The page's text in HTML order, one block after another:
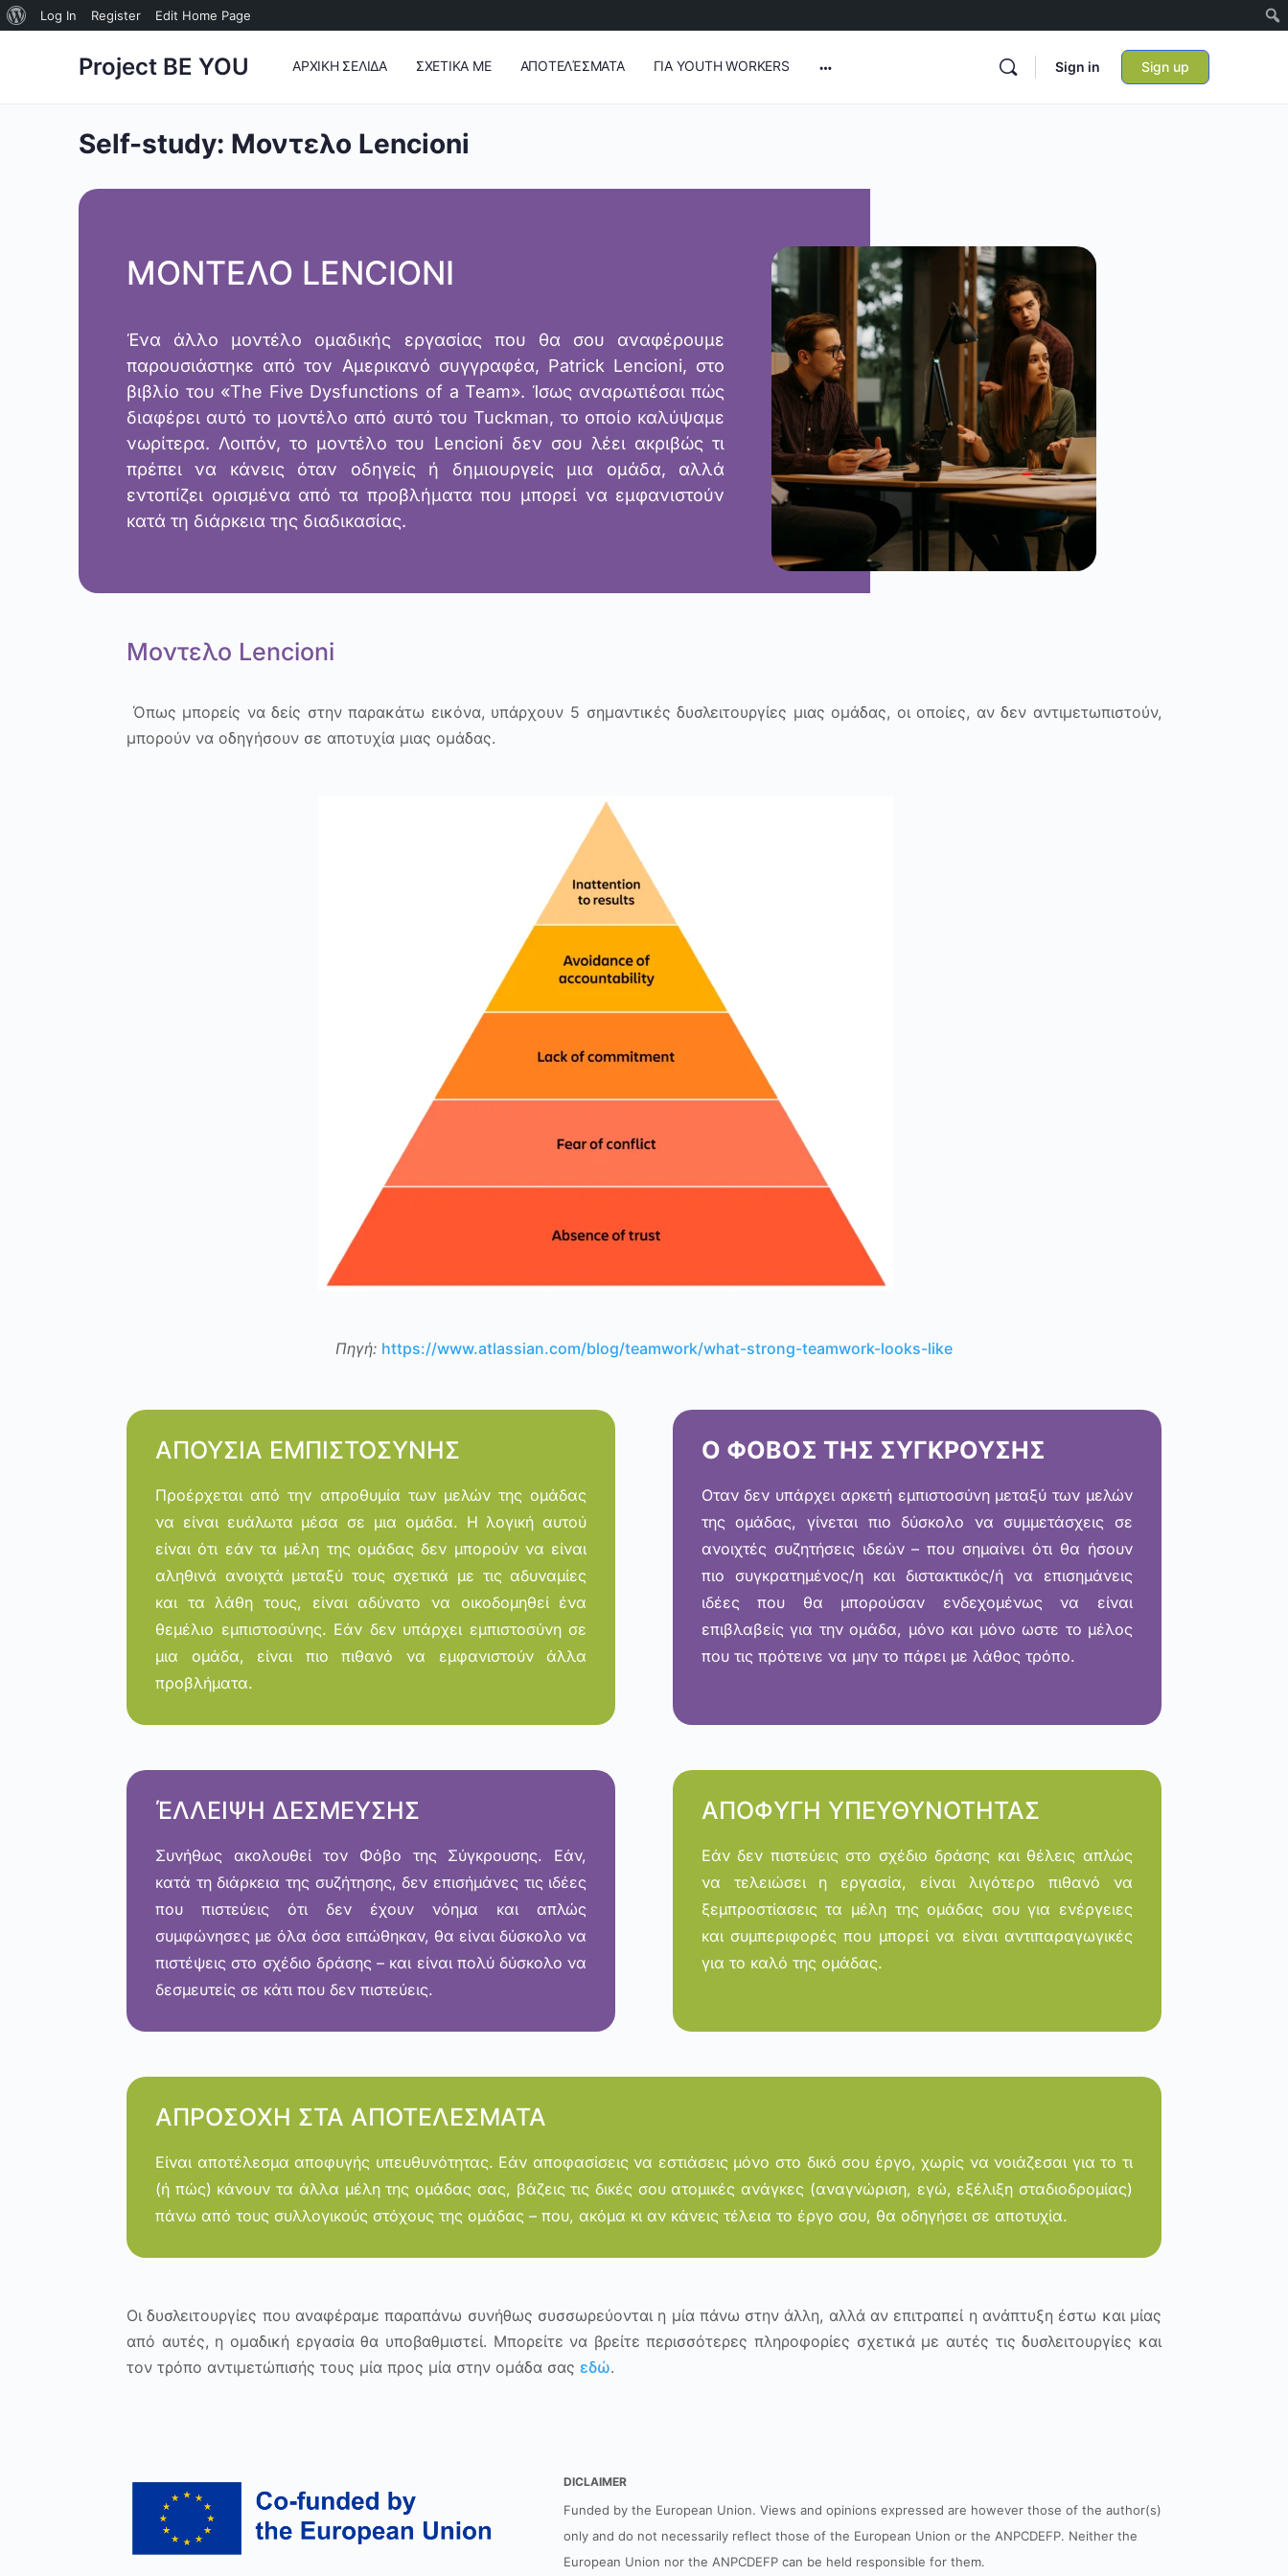
Σχετικά
Log In Register Edit Home Page
Project BE YOU ΑΡΧΙΚΗ ΣΕΛΙΔΑ ΣΧΕΤΙΚΑ ΜΕ ΑΠΟΤΕΛΈΣΜΑΤΑ ΓΙΑ YOUTH WORKERS Sign in Sign up
Self-study: Μοντελο Lencioni
ΜΟΝΤΕΛΟ LENCIONI
Ένα άλλο μοντέλο ομαδικής εργασίας που θα σου αναφέρουμε
παρουσιάστηκε από τον Αμερικανό συγγραφέα, Patrick Lencioni, στο
βιβλίο του «The Five Dysfunctions of a Team». Ίσως αναρωτιέσαι πώς
διαφέρει αυτό το μοντέλο από αυτό του Tuckman, το οποίο καλύψαμε
νωρίτερα. Λοιπόν, το μοντέλο του Lencioni δεν σου λέει ακριβώς τι
πρέπει να κάνεις όταν οδηγείς ή δημιουργείς μια ομάδα, αλλά
εντοπίζει ορισμένα από τα προβλήματα που μπορεί να εμφανιστούν
κατά τη διάρκεια της διαδικασίας.
Μοντελο Lencioni
Όπως μπορείς να δείς στην παρακάτω εικόνα, υπάρχουν 5 σημαντικές δυσλειτουργίες μιας ομάδας, οι οποίες, αν δεν αντιμετωπιστούν,
μπορούν να οδηγήσουν σε αποτυχία μιας ομάδας.
Πηγή: https://www.atlassian.com/blog/teamwork/what-strong-teamwork-looks-like
ΑΠΟΥΣΙΑ ΕΜΠΙΣΤΟΣΥΝΗΣ
Προέρχεται από την απροθυμία των μελών της ομάδας
να είναι ευάλωτα μέσα σε μια ομάδα. Η λογική αυτού
είναι ότι εάν τα μέλη της ομάδας δεν μπορούν να είναι
αληθινά ανοιχτά μεταξύ τους σχετικά με τις αδυναμίες
και τα λάθη τους, είναι αδύνατο να οικοδομηθεί ένα
θεμέλιο εμπιστοσύνης. Εάν δεν υπάρχει εμπιστοσύνη σε
μια ομάδα, είναι πιο πιθανό να εμφανιστούν άλλα
προβλήματα.
Ο ΦΟΒΟΣ ΤΗΣ ΣΥΓΚΡΟΥΣΗΣ
Οταν δεν υπάρχει αρκετή εμπιστοσύνη μεταξύ των μελών
της ομάδας, γίνεται πιο δύσκολο να συμμετάσχεις σε
ανοιχτές συζητήσεις ιδεών – που σημαίνει ότι θα ήσουν
πιο συγκρατημένος/η και διστακτικός/ή να επισημάνεις
ιδέες που θα μπορούσαν ενδεχομένως να είναι
επιβλαβείς για την ομάδα, μόνο και μόνο ωστε το μέλος
που τις πρότεινε να μην το πάρει με λάθος τρόπο.
ΈΛΛΕΙΨΗ ΔΕΣΜΕΥΣΗΣ
Συνήθως ακολουθεί τον Φόβο της Σύγκρουσης. Εάν,
κατά τη διάρκεια της συζήτησης, δεν επισήμάνες τις ιδέες
που πιστεύεις ότι δεν έχουν νόημα και απλώς
συμφώνησες με όλα όσα ειπώθηκαν, θα είναι δύσκολο να
πιστέψεις στο σχέδιο δράσης – και είναι πολύ δύσκολο να
δεσμευτείς σε κάτι που δεν πιστεύεις.
ΑΠΟΦΥΓΗ ΥΠΕΥΘΥΝΟΤΗΤΑΣ
Εάν δεν πιστεύεις στο σχέδιο δράσης και θέλεις απλώς
να τελειώσει η εργασία, είναι λιγότερο πιθανό να
ξεμπροστίασεις τα μέλη της ομάδας σου για ενέργειες
και συμπεριφορές που μπορεί να είναι αντιπαραγωγικές
για το καλό της ομάδας.
ΑΠΡΟΣΟΧΗ ΣΤΑ ΑΠΟΤΕΛΕΣΜΑΤΑ
Είναι αποτέλεσμα αποφυγής υπευθυνότητας. Εάν αποφασίσεις να εστιάσεις μόνο στο δικό σου έργο, χωρίς να νοιάζεσαι για το τι
(ή πώς) κάνουν τα άλλα μέλη της ομάδας σας, βάζεις τις δικές σου ατομικές ανάγκες (αναγνώριση, εγώ, εξέλιξη σταδιοδρομίας)
πάνω από τους συλλογικούς στόχους της ομάδας – που, ακόμα κι αν κάνεις τέλεια το έργο σου, θα οδηγήσει σε αποτυχία.
Οι δυσλειτουργίες που αναφέραμε παραπάνω συνήθως συσσωρεύονται η μία πάνω στην άλλη, αλλά αν επιτραπεί η ανάπτυξη έστω και μίας
από αυτές, η ομαδική εργασία θα υποβαθμιστεί. Μπορείτε να βρείτε περισσότερες πληροφορίες σχετικά με αυτές τις δυσλειτουργίες και
τον τρόπο αντιμετώπισής τους μία προς μία στην ομάδα σας εδώ.
DICLAIMER
Funded by the European Union. Views and opinions expressed are however those of the author(s)
only and do not necessarily reflect those of the European Union or the ANPCDEFP. Neither the
European Union nor the ANPCDEFP can be held responsible for them.